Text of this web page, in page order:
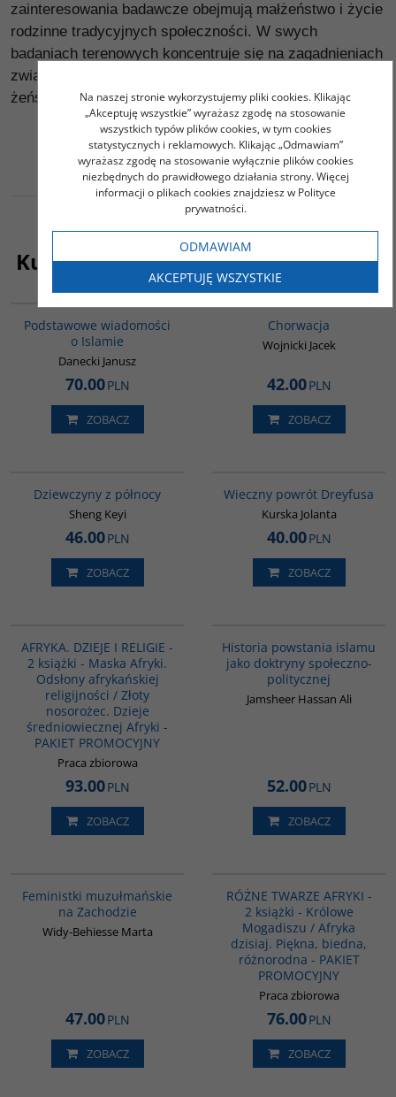
zainteresowania badawcze obejmują małżeństwo i życie
rodzinne tradycyjnych społeczności. W swych
badaniach terenowych koncentruje się na zagadnieniach
związanych z kobiecą seksualnością, płodnością i
żeńskim obrzezaniem w Afryce.
Kupujący ten produkt kupili także:
00035G
Podstawowe wiadomości
o Islamie
Danecki Janusz
70.00PLN
ZOBACZ
G1216
Chorwacja
Wojnicki Jacek
42.00PLN
ZOBACZ
Dziewczyny z północy
Sheng Keyi
46.00PLN
ZOBACZ
Wieczny powrót Dreyfusa
Kurska Jolanta
40.00PLN
ZOBACZ
AFRYKA. DZIEJE I RELIGIE -
2 książki - Maska Afryki.
Odsłony afrykańskiej
religijności / Złoty
nosorożec. Dzieje
średniowiecznej Afryki -
PAKIET PROMOCYJNY
Praca zbiorowa
93.00PLN
ZOBACZ
Historia powstania islamu
jako doktryny społeczno-
politycznej
Jamsheer Hassan Ali
52.00PLN
ZOBACZ
Feministki muzułmańskie
na Zachodzie
Widy-Behiesse Marta
47.00PLN
ZOBACZ
RÓŻNE TWARZE AFRYKI -
2 książki - Królowe
Mogadiszu / Afryka
dzisiaj. Piękna, biedna,
różnorodna - PAKIET
PROMOCYJNY
Praca zbiorowa
76.00PLN
ZOBACZ
Na naszej stronie wykorzystujemy pliki cookies. Klikając
„Akceptuję wszystkie” wyrażasz zgodę na stosowanie
wszystkich typów plików cookies, w tym cookies
statystycznych i reklamowych. Klikając „Odmawiam”
wyrażasz zgodę na stosowanie wyłącznie plików cookies
niezbędnych do prawidłowego działania strony. Więcej
informacji o plikach cookies znajdziesz w Polityce
prywatności.
ODMAWIAM
AKCEPTUJĘ WSZYSTKIE